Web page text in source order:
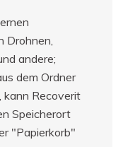
Drohnen,
andere;
dem Ordner
Recoverit
Speicherort
"Papierkorb"